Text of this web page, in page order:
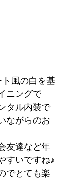
風の白を基
ニングで
タル内装で
ながらのお
友達など年
すいですね♪
でとても楽